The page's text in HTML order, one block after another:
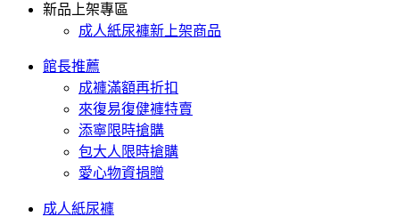
新品上架專區
成人紙尿褲新上架商品
館長推薦
成褲滿額再折扣
來復易復健褲特賣
添寧限時搶購
包大人限時搶購
愛心物資捐贈
成人紙尿褲